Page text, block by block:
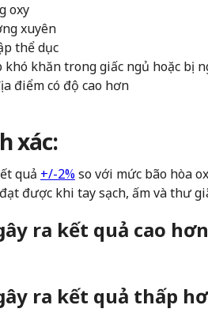
oxy
xuyên
thể dục
khó khăn trong giấc ngủ hoặc bị
điểm có độ cao hơn
xác:
quả +/-2%so với mức bão hòa
được khi tay sạch, ấm và thư
ra kết quả cao
ra kết quả thấp